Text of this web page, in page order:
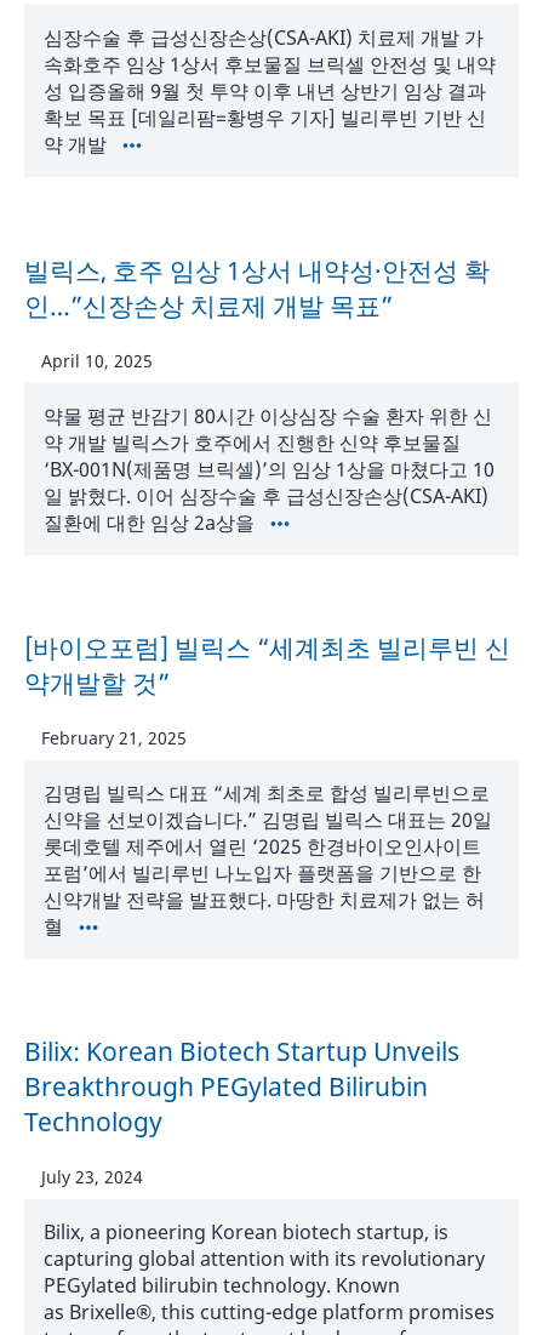
심장수술 후 급성신장손상(CSA-AKI) 치료제 개발 가
속화호주 임상 1상서 후보물질 브릭셀 안전성 및 내약
성 입증올해 9월 첫 투약 이후 내년 상반기 임상 결과
확보 목표 [데일리팜=황병우 기자] 빌리루빈 기반 신
약 개발
빌릭스, 호주 임상 1상서 내약성·안전성 확
인…”신장손상 치료제 개발 목표”
April 10, 2025
약물 평균 반감기 80시간 이상심장 수술 환자 위한 신
약 개발 빌릭스가 호주에서 진행한 신약 후보물질
‘BX-001N(제품명 브릭셀)’의 임상 1상을 마쳤다고 10
일 밝혔다. 이어 심장수술 후 급성신장손상(CSA-AKI)
질환에 대한 임상 2a상을
[바이오포럼] 빌릭스 “세계최초 빌리루빈 신
약개발할 것”
February 21, 2025
김명립 빌릭스 대표 “세계 최초로 합성 빌리루빈으로
신약을 선보이겠습니다.” 김명립 빌릭스 대표는 20일
롯데호텔 제주에서 열린 ‘2025 한경바이오인사이트
포럼’에서 빌리루빈 나노입자 플랫폼을 기반으로 한
신약개발 전략을 발표했다. 마땅한 치료제가 없는 허
혈
Bilix: Korean Biotech Startup Unveils
Breakthrough PEGylated Bilirubin
Technology
July 23, 2024
Bilix, a pioneering Korean biotech startup, is
capturing global attention with its revolutionary
PEGylated bilirubin technology. Known
as Brixelle®, this cutting-edge platform promises